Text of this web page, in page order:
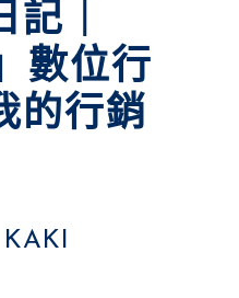
記｜
數位行
的行銷
KAKI